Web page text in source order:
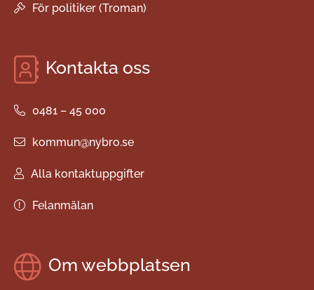
För politiker (Troman)
Kontakta oss
0481 – 45 000
kommun@nybro.se
Alla kontaktuppgifter
Felanmälan
Om webbplatsen